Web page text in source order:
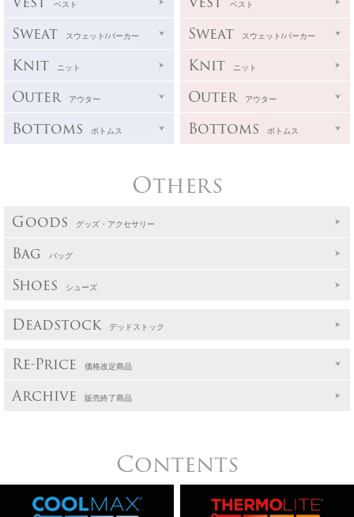
ベスト
Sweat スウェット/パーカー
Knit ニット
Outer アウター
Bottoms ボトムス
ベスト
Sweat スウェット/パーカー
Knit ニット
Outer アウター
Bottoms ボトムス
Others
Goods グッズ・アクセサリー
Bag バッグ
Shoes シューズ
Deadstock デッドストック
Re-Price 価格改定商品
Archive 販売終了商品
Contents